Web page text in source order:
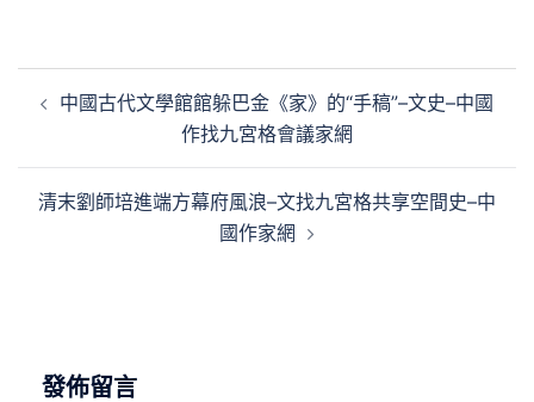
章
覽
中國古代文學館館躲巴金《家》的“手稿”–文史–中國
作找九宮格會議家網
清末劉師培進端方幕府風浪–文找九宮格共享空間史–中
國作家網
發佈留言